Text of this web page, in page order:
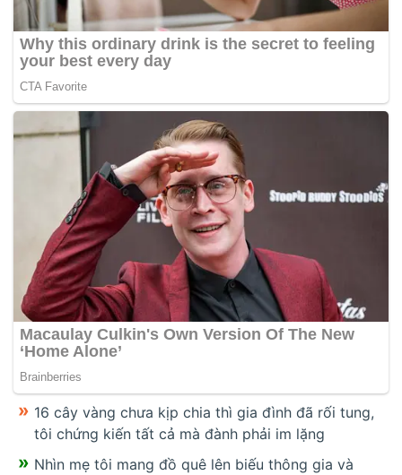
16 cây vàng chưa kịp chia thì gia đình đã rối tung,
tôi chứng kiến tất cả mà đành phải im lặng
Nhìn mẹ tôi mang đồ quê lên biếu thông gia và